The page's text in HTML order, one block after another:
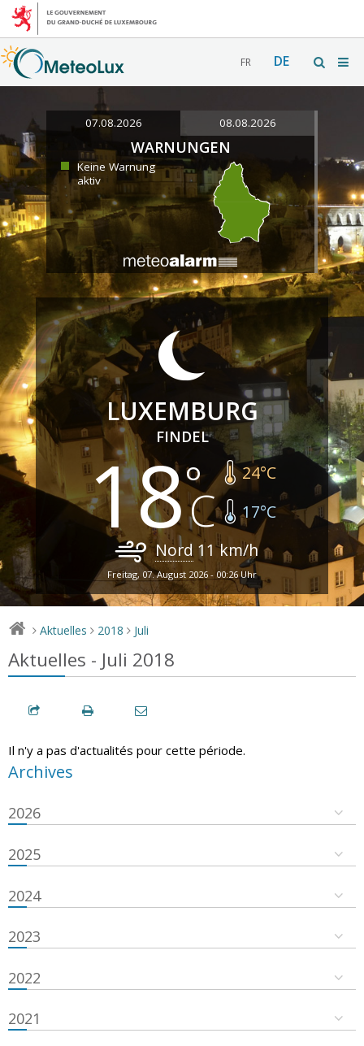
FR DE
07.08.2026 08.08.2026
WARNUNGEN
Keine Warnung
aktiv
LUXEMBURG
FINDEL
18 24°C
17°C
Nord 11km/h
Freitag, 07. August 2026 - 00:26 Uhr
> Aktuelles > 2018 > Juli
Aktuelles - Juli 2018
Il n'y a pas d'actualités pour cette période.
Archives
2026
2025
2024
2023
2022
2021